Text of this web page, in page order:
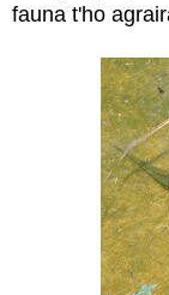
fauna t'ho